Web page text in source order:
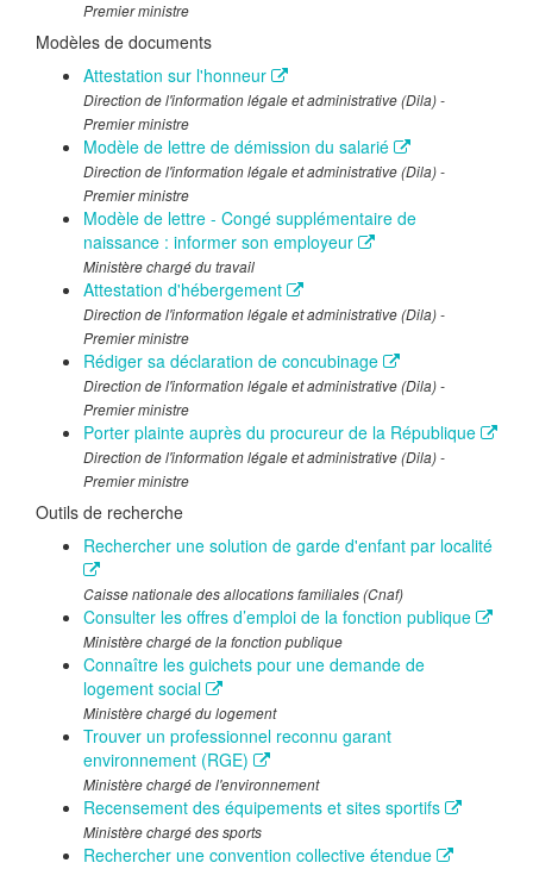
Premier ministre
Modèles de documents
Attestation sur l'honneur
Direction de l'information légale et administrative (Dila) -
Premier ministre
Modèle de lettre de démission du salarié
Direction de l'information légale et administrative (Dila) -
Premier ministre
Modèle de lettre - Congé supplémentaire de
naissance : informer son employeur
Ministère chargé du travail
Attestation d'hébergement
Direction de l'information légale et administrative (Dila) -
Premier ministre
Rédiger sa déclaration de concubinage
Direction de l'information légale et administrative (Dila) -
Premier ministre
Porter plainte auprès du procureur de la République
Direction de l'information légale et administrative (Dila) -
Premier ministre
Outils de recherche
Rechercher une solution de garde d'enfant par localité
Caisse nationale des allocations familiales (Cnaf)
Consulter les offres d’emploi de la fonction publique
Ministère chargé de la fonction publique
Connaître les guichets pour une demande de
logement social
Ministère chargé du logement
Trouver un professionnel reconnu garant
environnement (RGE)
Ministère chargé de l'environnement
Recensement des équipements et sites sportifs
Ministère chargé des sports
Rechercher une convention collective étendue